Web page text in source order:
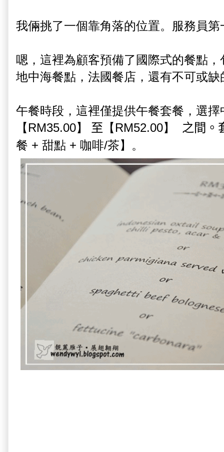
我倆挑了一個靠角落的位置。服務員
嗯，這裡為顧客預備了國際式的餐點
地中海餐點，法國餐店，還有不可或
午餐時段，這裡僅提供午餐套餐，選
【 RM35.00】 至 【 RM52.00】 之間。
餐 + 甜點 + 咖啡/茶】。